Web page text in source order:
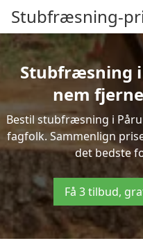
Stubfræsning-
Stubfræsning
nem
Bestil stubfræsning i
fagfolk. Sammenlign
det bedste
Få 3 tilbud,